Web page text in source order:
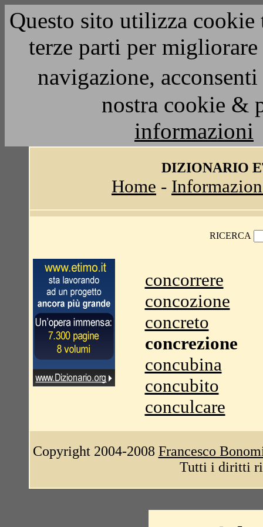
Questo sito utilizza
terze parti per
navigazione,
nostra cookie &
informazioni
DIZIONARIO
Home -
RICERCA
concorrere
concozione
concreto
concrezione
concubina
concubito
conculcare
Copyright 2004-2008 Francesco
Tutti i diritti